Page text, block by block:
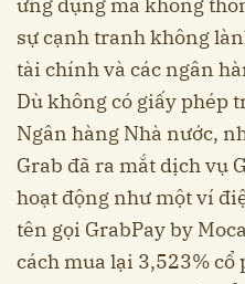
sự cạnh tranh không
tài chính và các ngân
Dù không có giấy phép
Ngân hàng Nhà nước,
Grab đã ra mắt dịch vụ
hoạt động như một ví
tên gọi GrabPay by
cách mua lại 3,523% cổ